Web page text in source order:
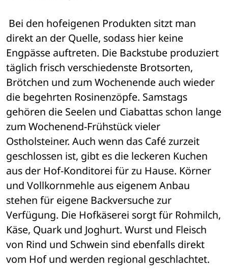
direkt an der Quelle, sodass hier keine
Engpässe auftreten. Die Backstube produziert
täglich frisch verschiedenste Brotsorten,
Brötchen und zum Wochenende auch wieder
die begehrten Rosinenzöpfe. Samstags
gehören die Seelen und Ciabattas schon lange
zum Wochenend-Frühstück vieler
Ostholsteiner. Auch wenn das Café zurzeit
geschlossen ist, gibt es die leckeren Kuchen
aus der Hof-Konditorei für zu Hause. Körner
und Vollkornmehle aus eigenem Anbau
stehen für eigene Backversuche zur
Verfügung. Die Hofkäserei sorgt für Rohmilch,
Käse, Quark und Joghurt. Wurst und Fleisch
von Rind und Schwein sind ebenfalls direkt
vom Hof und werden regional geschlachtet.